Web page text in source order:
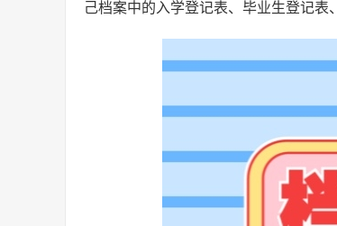
己档案中的入学登记表、毕业生登记表